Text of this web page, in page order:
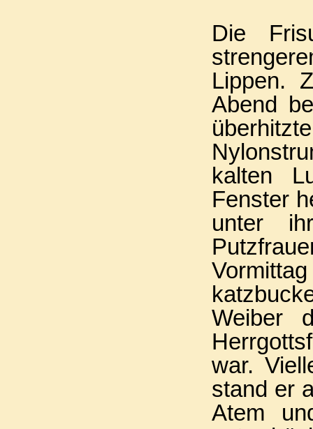
Die
Lippen.
Abend
kalten
Fenster
unter
Weiber
war.
stand er
Atem